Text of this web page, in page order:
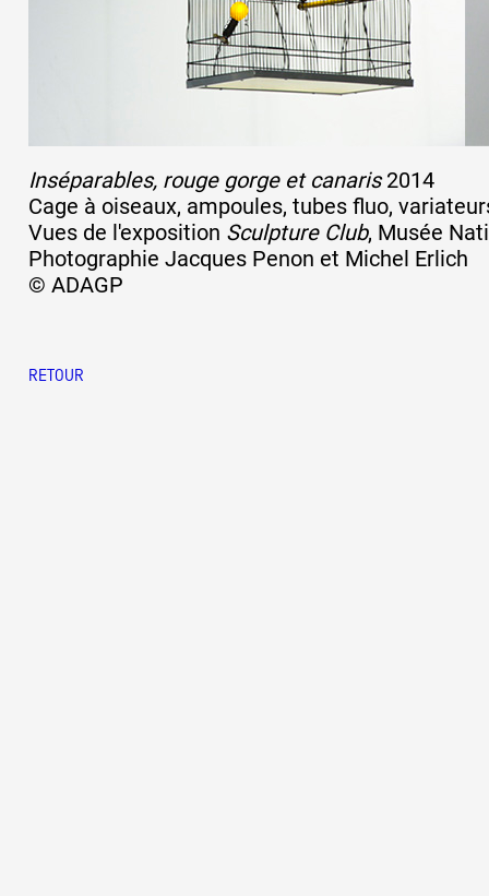
Inséparables, rouge gorge et canaris2014
Cage à oiseaux, ampoules, tubes fluo,
Vues de l'exposition Sculpture Club, Musée
Photographie Jacques Penon et Michel Erlich
© ADAGP
RETOUR